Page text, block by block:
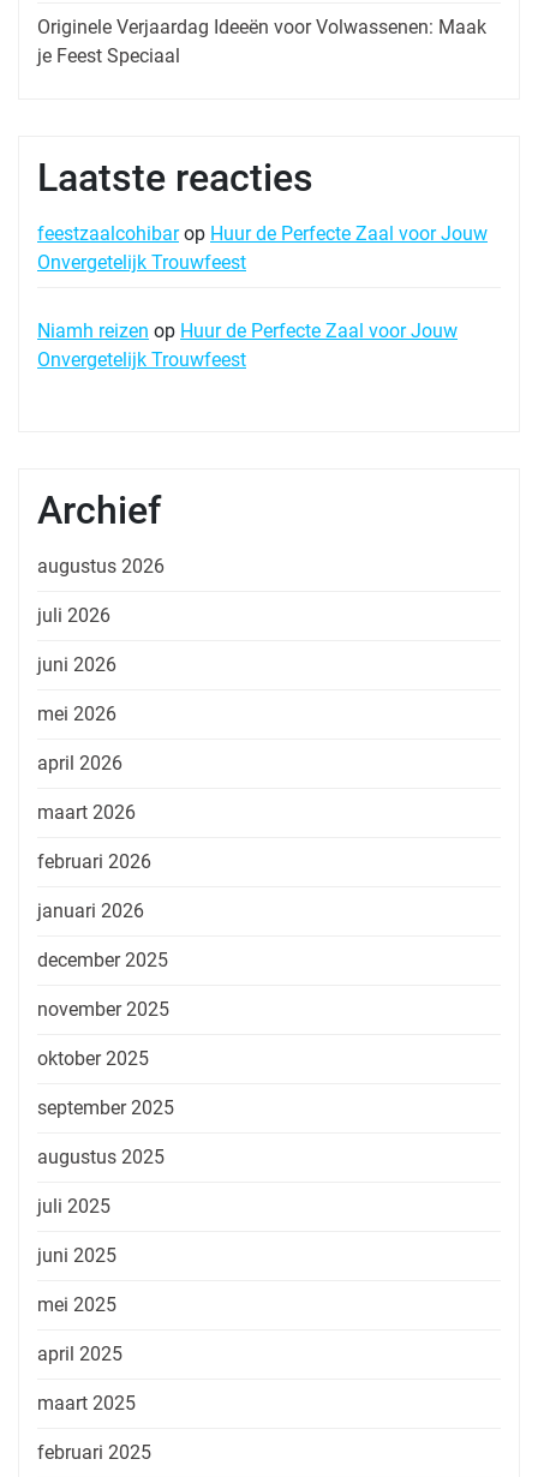
Originele Verjaardag Ideeën voor Volwassenen: Maak
je Feest Speciaal
Laatste reacties
feestzaalcohibarop Huur de Perfecte Zaal voor Jouw
Onvergetelijk Trouwfeest
Niamh reizen op Huur de Perfecte Zaal voor Jouw
Onvergetelijk Trouwfeest
Archief
augustus 2026
juli 2026
juni 2026
mei 2026
april 2026
maart 2026
februari 2026
januari 2026
december 2025
november 2025
oktober 2025
september 2025
augustus 2025
juli 2025
juni 2025
mei 2025
april 2025
maart 2025
februari 2025